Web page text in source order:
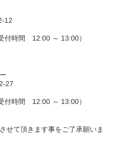
12
間 12:00 ～ 13:00）
ワー
27
間 12:00 ～ 13:00）
せて頂きます事をご了承願いま